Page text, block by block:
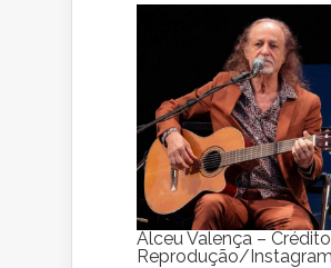
Alceu Valença –
Reprodução/Instagram